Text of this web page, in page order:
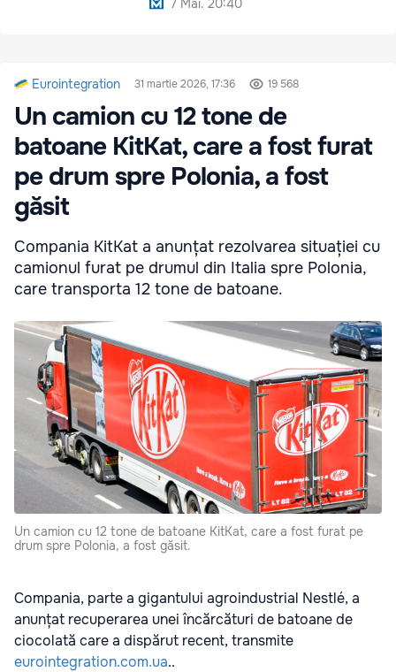
7 Mai. 20:40
Eurointegration 31 martie 2026, 17:36 19 568
Un camion cu 12 tone de
batoane KitKat, care a fost furat
pe drum spre Polonia, a fost
găsit
Compania KitKat a anunțat rezolvarea situației cu
camionul furat pe drumul din Italia spre Polonia,
care transporta 12 tone de batoane.
Un camion cu 12 tone de batoane KitKat, care a fost furat pe
drum spre Polonia, a fost găsit.
Compania, parte a gigantului agroindustrial Nestlé, a
anunțat recuperarea unei încărcături de batoane de
ciocolată care a dispărut recent, transmite
eurointegration.com.ua..